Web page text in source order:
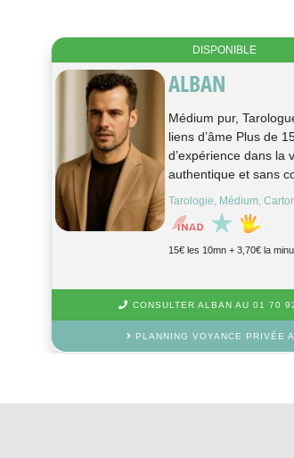
DISPONIBLE
ALBAN
Médium pur,
liens d’âme Plus de
d’expérience dans la
authentique et sans
Tarologie, Médium,
15€ les 10mn + 3,70€ la
CONSULTER ALBAN AU 01 70
PLANNING VOYANCE PRIVÉE